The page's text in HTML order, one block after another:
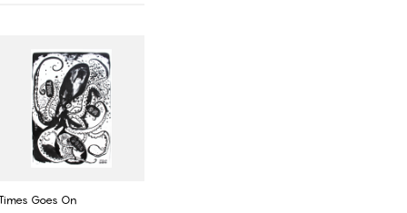
Goes On